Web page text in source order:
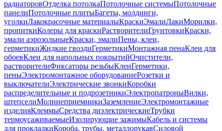
радиаторовОтделка потолкаПотолочные системыПотолочные
панелиПотолочные плитыБагеты, молдинги,
уголкиЛакокрасочные материалыКраскиЭмалиЛакиМорилки,
пропиткиКолеры для краскиРастворителиГрунтовкиКраски,
эмали аэрозольныеКраски, эмалиПены, клеи,
герметикиЖидкие гвоздиГерметикиМонтажная пенаКлеи для
обоевКлеи для напольных покрытийОчистители,
растворителиФиксаторы резьбыКлеиГерметики,
пеныЭлектромонтажное оборудованиеРозетки и
выключателиЭлектрические звонкиКоробки
распределительные и подрозетникиЭлектропатроныВилки,
штепселиМолниеприемникиЗаземлениеЭлектромонтажные
изделияКлеммыСредства диэлектрическиеТрубки
термоусаживаемыеИзолирующие зажимыКабель и системы
для прокладкиКороба, трубы, металлорукавСиловой